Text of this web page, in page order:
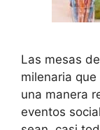
Las mesas
milenaria
una manera
eventos